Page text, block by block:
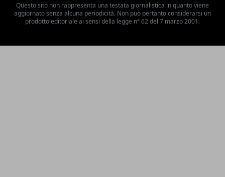
Questo sito non rappresenta una testata giornalistica in quanto viene
aggiornato senza alcuna periodicità. Non può pertanto considerarsi un
prodotto editoriale ai sensi della legge n° 62 del 7 marzo 2001.